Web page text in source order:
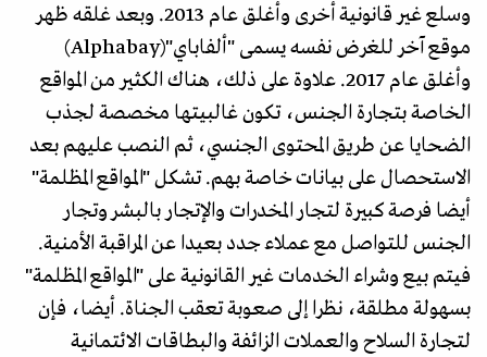
وسلع غير قانونية أخرى وأغلق عام 2013. وبعد غلقه ظهر
موقع آخر للغرض نفسه يسمى "ألفاباي"(Alphabay)
وأغلق عام 2017. علاوة على ذلك، هناك الكثير من المواقع
الخاصة بتجارة الجنس، تكون غالبيتها مخصصة لجذب
الضحايا عن طريق المحتوى الجنسي، ثم النصب عليهم بعد
الاستحصال على بيانات خاصة بهم. تشكل "المواقع المظلمة"
أيضا فرصة كبيرة لتجار المخدرات والإتجار بالبشر وتجار
الجنس للتواصل مع عملاء جدد بعيدا عن المراقبة الأمنية.
فيتم بيع وشراء الخدمات غير القانونية على "المواقع المظلمة"
بسهولة مطلقة، نظرا إلى صعوبة تعقب الجناة. أيضا، فإن
لتجارة السلاح والعملات الزائفة والبطاقات الائتمانية